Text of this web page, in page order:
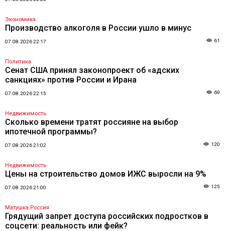
Экономика
Производство алкоголя в России ушло в минус
07.08.2026 22:17 61
Политика
Сенат США принял законопроект об «адских
санкциях» против России и Ирана
07.08.2026 22:15 69
Недвижимость
Сколько времени тратят россияне на выбор
ипотечной программы?
07.08.2026 21:02 120
Недвижимость
Цены на строительство домов ИЖС выросли на 9%
07.08.2026 21:00 125
Матушка Россия
Грядущий запрет доступа российских подростков в
соцсети: реальность или фейк?